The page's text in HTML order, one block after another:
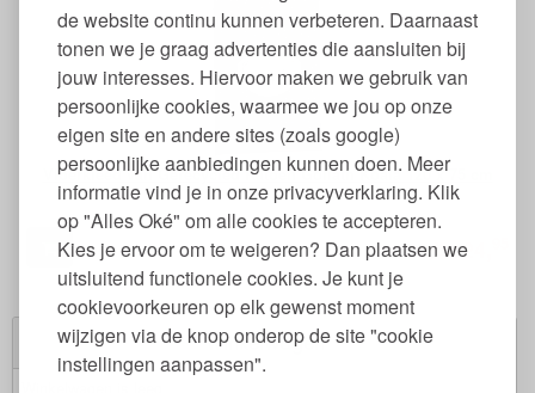
de website continu kunnen verbeteren. Daarnaast
tonen we je graag advertenties die aansluiten bij
jouw interesses. Hiervoor maken we gebruik van
persoonlijke cookies, waarmee we jou op onze
eigen site en andere sites (zoals google)
persoonlijke aanbiedingen kunnen doen. Meer
informatie vind je in onze privacyverklaring. Klik
op "Alles Oké" om alle cookies te accepteren.
Kies je ervoor om te weigeren? Dan plaatsen we
uitsluitend functionele cookies. Je kunt je
cookievoorkeuren op elk gewenst moment
wijzigen via de knop onderop de site "cookie
instellingen aanpassen".
Vloerkleed van Gerecycled Katoen Goliath Koala 120 x 75 cm
32,95 €24,
Winkelwagen